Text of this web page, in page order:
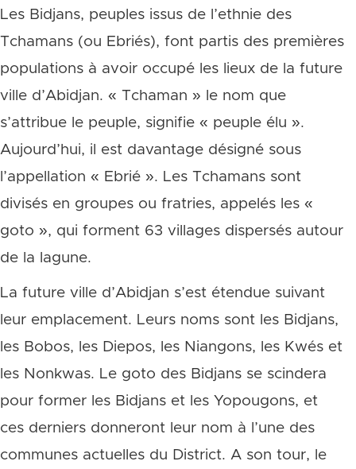
Les Bidjans, peuples issus de l’ethnie des
Tchamans (ou Ebriés), font partis des premières
populations à avoir occupé les lieux de la future
ville d’Abidjan. « Tchaman » le nom que
s’attribue le peuple, signifie « peuple élu ».
Aujourd’hui, il est davantage désigné sous
l’appellation « Ebrié ». Les Tchamans sont
divisés en groupes ou fratries, appelés les «
goto », qui forment 63 villages dispersés autour
de la lagune.
La future ville d’Abidjan s’est étendue suivant
leur emplacement. Leurs noms sont les Bidjans,
les Bobos, les Diepos, les Niangons, les Kwés et
les Nonkwas. Le goto des Bidjans se scindera
pour former les Bidjans et les Yopougons, et
ces derniers donneront leur nom à l’une des
communes actuelles du District. A son tour, le